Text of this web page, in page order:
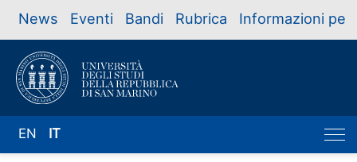
News Eventi Bandi Rubrica Informazioni per
EN IT